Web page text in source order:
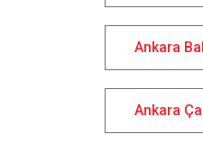
Ankara
Ankara